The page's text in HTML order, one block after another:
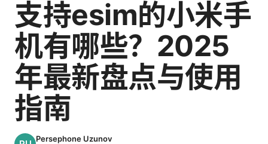
支持esim的小米手
机有哪些？2025
年最新盘点与使用
指南
Persephone Uzunov